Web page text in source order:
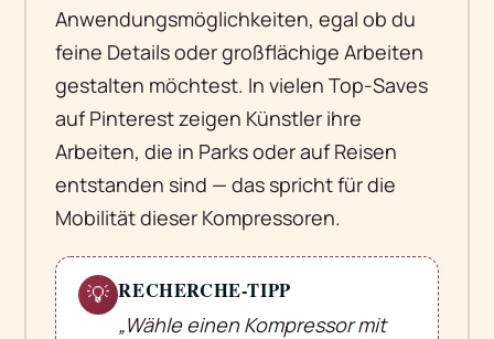
Anwendungsmöglichkeiten, egal ob du
feine Details oder großflächige Arbeiten
gestalten möchtest. In vielen Top-Saves
auf Pinterest zeigen Künstler ihre
Arbeiten, die in Parks oder auf Reisen
entstanden sind — das spricht für die
Mobilität dieser Kompressoren.
💡 RECHERCHE-TIPP
„Wähle einen Kompressor mit